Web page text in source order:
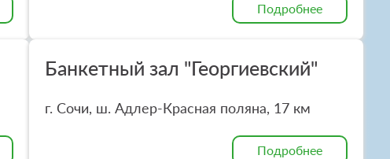
Подробнее
Банкетный зал "Георгиевский"
г. Сочи, ш. Адлер-Красная поляна, 17 км
Подробнее